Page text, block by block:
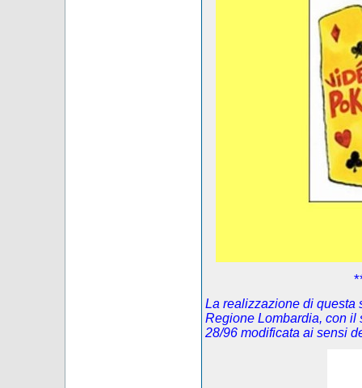
La realizzazione di questa
Regione Lombardia, con
28/96 modificata ai sensi